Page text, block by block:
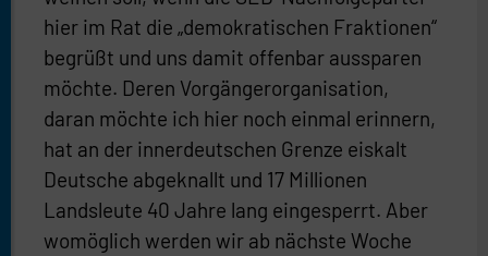
hier im Rat die „demokratischen Fraktionen“
begrüßt und uns damit offenbar aussparen
möchte. Deren Vorgängerorganisation,
daran möchte ich hier noch einmal erinnern,
hat an der innerdeutschen Grenze eiskalt
Deutsche abgeknallt und 17 Millionen
Landsleute 40 Jahre lang eingesperrt. Aber
womöglich werden wir ab nächste Woche